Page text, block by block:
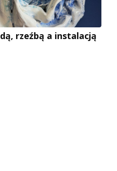
rzeźbą a instalacją